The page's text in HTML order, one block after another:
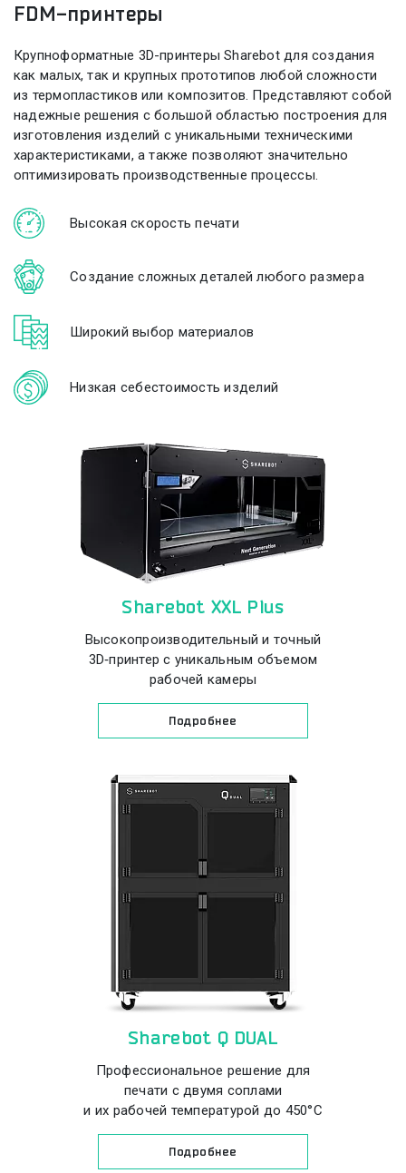
FDM-принтеры
Крупноформатные 3D-принтеры Sharebot для создания
как малых, так и крупных прототипов любой сложности
из термопластиков или композитов. Представляют собой
надежные решения с большой областью построения для
изготовления изделий с уникальными техническими
характеристиками, а также позволяют значительно
оптимизировать производственные процессы.
Высокая скорость печати
Создание сложных деталей любого размера
Широкий выбор материалов
Низкая себестоимость изделий
Sharebot XXL Plus
Высокопроизводительный и точный
3D‑принтер с уникальным объемом
рабочей камеры
Подробнее
Sharebot Q DUAL
Профессиональное решение для
печати с двумя соплами
и их рабочей температурой до 450°С
Подробнее